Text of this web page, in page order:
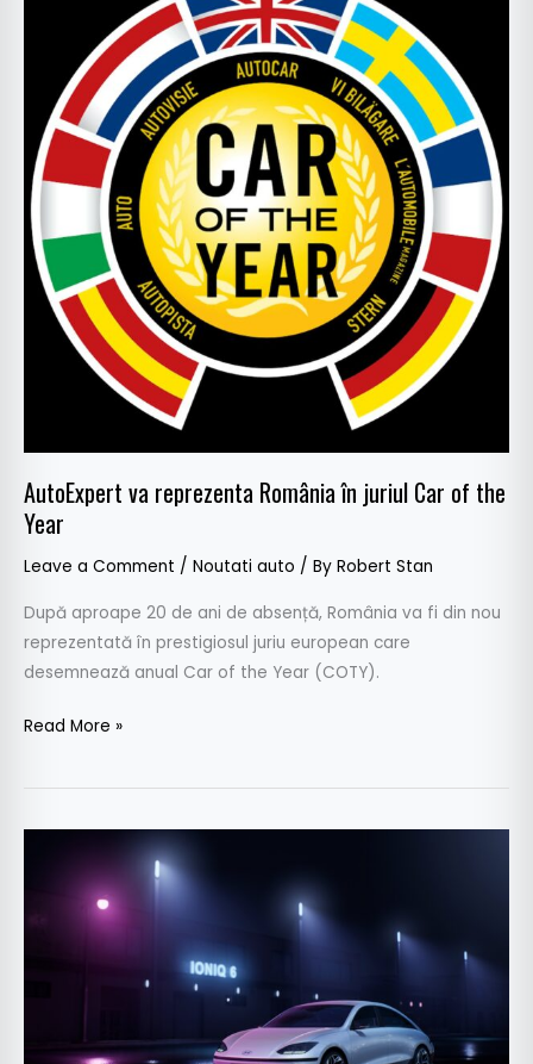
AutoExpert va reprezenta România în juriul Car of the
Year
Leave a Comment / Noutati auto / By Robert Stan
După aproape 20 de ani de absență, România va fi din nou
reprezentată în prestigiosul juriu european care
desemnează anual Car of the Year (COTY).
reprezenta
România
juriul
Car
of
the
Year
Read More »
este